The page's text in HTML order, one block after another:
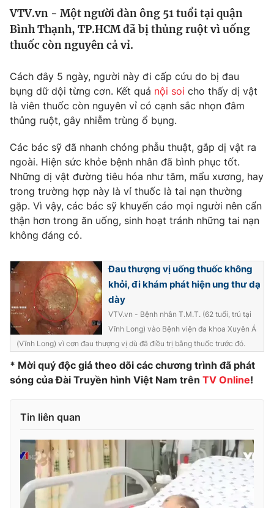
Y tế
Tin tức
Thế giới đó đây
Kinh tế
Tài chính
Thị trường
Góc doanh nghiệp
Dữ liệu và đời sống
Truyền hình
Phim VTV
Hậu trường
Nhân vật
Khán giả
Giải sao mai
Giải trí
Điện ảnh
Sao
Đời sống
Du lịch
Làm đẹp
Chất lượng cuộc sống
Giáo dục
Tuyển sinh
Học trực tuyến
Công nghệ
Hitech Công nghệ tương lai
Sản phẩm
Thị trường
Giao lưu trực tuyến
Lịch phát sóng
Chuyên mục khác
Emagazine Podcast
Photo Infographic
Giáo dục
VTV.vn - Một người đàn ông 51 tuổi tại quận
Bình Thạnh, TP.HCM đã bị thủng ruột vì uống
thuốc còn nguyên cả vỉ.
Cách đây 5 ngày, người này đi cấp cứu do bị đau
bụng dữ dội từng cơn. Kết quả nội soi cho thấy dị vật
là viên thuốc còn nguyên vỉ có cạnh sắc nhọn đâm
thủng ruột, gây nhiễm trùng ổ bụng.
Các bác sỹ đã nhanh chóng phẫu thuật, gắp dị vật ra
ngoài. Hiện sức khỏe bệnh nhân đã bình phục tốt.
Những dị vật đường tiêu hóa như tăm, mẩu xương, hay
trong trường hợp này là vỉ thuốc là tai nạn thường
gặp. Vì vậy, các bác sỹ khuyến cáo mọi người nên cẩn
thận hơn trong ăn uống, sinh hoạt tránh những tai nạn
không đáng có.
Đau thượng vị uống thuốc không
khỏi, đi khám phát hiện ung thư dạ
dày
VTV.vn - Bệnh nhân T.M.T. (62 tuổi, trú tại
Vĩnh Long) vào Bệnh viện đa khoa Xuyên Á
(Vĩnh Long) vì cơn đau thượng vị dù đã điều trị bằng thuốc trước đó.
* Mời quý độc giả theo dõi các chương trình đã phát
sóng của Đài Truyền hình Việt Nam trên TV Online!
Tin liên quan